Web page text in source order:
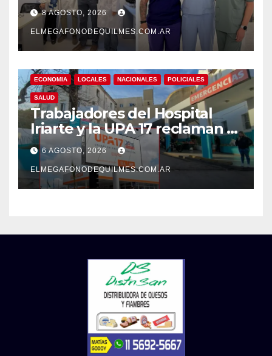
internacional a la calidad de
su atención
8 AGOSTO, 2026
ELMEGAFONODEQUILMES.COM.AR
ECONOMIA LOCALES NACIONALES POLICIALES
SALUD
Trabajadores del Hospital
Iriarte y la UPA 17 reclaman el
pase a planta de becarios y
mejoras laborales
6 AGOSTO, 2026
ELMEGAFONODEQUILMES.COM.AR